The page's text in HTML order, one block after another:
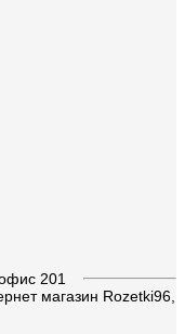
201
магазин Rozetki96,